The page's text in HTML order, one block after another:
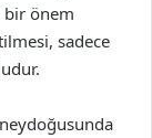
bir önem
sadece